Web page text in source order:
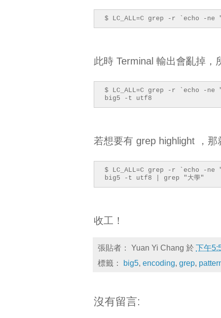
$ LC_ALL=C grep -r `echo
此時 Terminal 輸出會亂掉
$ LC_ALL=C grep -r `echo
big5 -t utf8
若想要有 grep highlight ，
$ LC_ALL=C grep -r `echo
big5 -t utf8 | grep "大學"
收工！
張貼者： Yuan Yi Chang 於 下午
標籤： big5, encoding, grep,
沒有留言: